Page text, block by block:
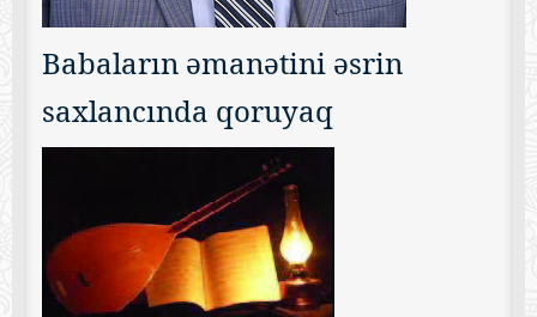
Babaların əmanətini əsrin
saxlancında qoruyaq